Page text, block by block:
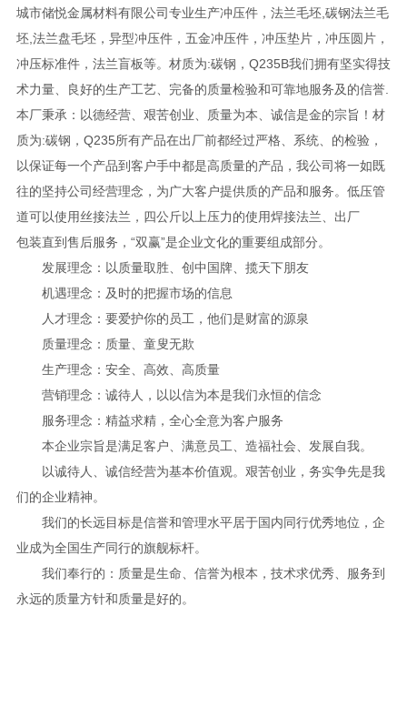
城市储悦金属材料有限公司专业生产冲压件，法兰毛坯,碳钢法兰毛
坯,法兰盘毛坯，异型冲压件，五金冲压件，冲压垫片，冲压圆片，
冲压标准件，法兰盲板等。材质为:碳钢，Q235B我们拥有坚实得技
术力量、良好的生产工艺、完备的质量检验和可靠地服务及的信誉.
本厂秉承：以德经营、艰苦创业、质量为本、诚信是金的宗旨！材
质为:碳钢，Q235所有产品在出厂前都经过严格、系统、的检验，
以保证每一个产品到客户手中都是高质量的产品，我公司将一如既
往的坚持公司经营理念，为广大客户提供质的产品和服务。低压管
道可以使用丝接法兰，四公斤以上压力的使用焊接法兰、出厂
包装直到售后服务，“双赢”是企业文化的重要组成部分。
发展理念：以质量取胜、创中国牌、揽天下朋友
机遇理念：及时的把握市场的信息
人才理念：要爱护你的员工，他们是财富的源泉
质量理念：质量、童叟无欺
生产理念：安全、高效、高质量
营销理念：诚待人，以以信为本是我们永恒的信念
服务理念：精益求精，全心全意为客户服务
本企业宗旨是满足客户、满意员工、造福社会、发展自我。
以诚待人、诚信经营为基本价值观。艰苦创业，务实争先是我
们的企业精神。
我们的长远目标是信誉和管理水平居于国内同行优秀地位，企
业成为全国生产同行的旗舰标杆。
我们奉行的：质量是生命、信誉为根本，技术求优秀、服务到
永远的质量方针和质量是好的。